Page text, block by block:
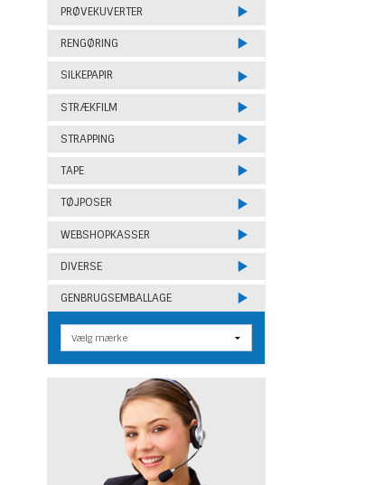
PRØVEKUVERTER
RENGØRING
SILKEPAPIR
STRÆKFILM
STRAPPING
TAPE
TØJPOSER
WEBSHOPKASSER
DIVERSE
GENBRUGSEMBALLAGE